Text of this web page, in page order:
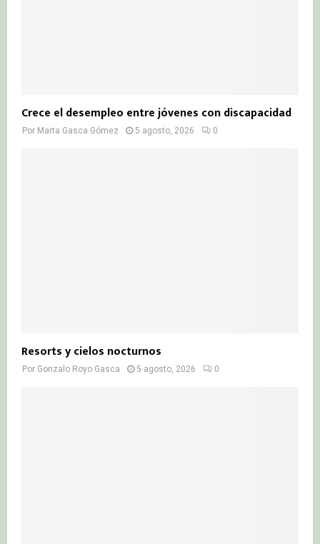
Crece el desempleo entre jóvenes con discapacidad
Por Marta Gasca Gómez 5 agosto, 2026 0
Resorts y cielos nocturnos
Por Gonzalo Royo Gasca 5 agosto, 2026 0